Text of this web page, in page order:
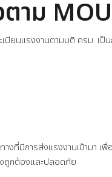
ตาม MOU
บียนแรงงานตามมติ ครม. เป็
ที่มีการส่งแรงงานเข้ามา
งถูกต้องและปลอดภัย